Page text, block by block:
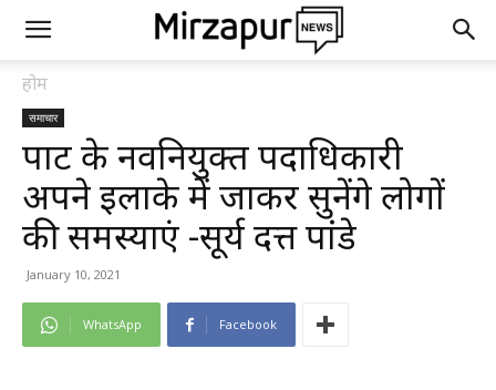
होम
समाचार
पार्टी के नवनियुक्त पदाधिकारी
अपने इलाके में जाकर सुनेंगे लोगों
की समस्याएं -सूर्य दत्त पांडे
January 10, 2021
WhatsApp Facebook